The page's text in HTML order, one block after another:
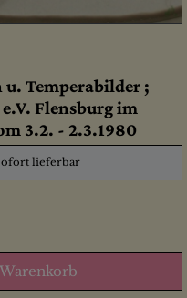
Temperabilder ;
Flensburg im
3.2. - 2.3.1980
lieferbar